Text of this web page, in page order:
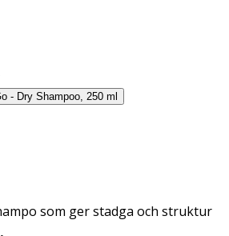
- Dry Shampoo, 250 ml
som ger stadga och struktur